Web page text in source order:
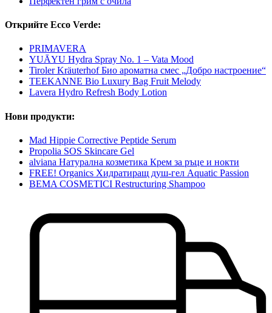
Открийте Ecco Verde:
PRIMAVERA
YUĀYU Hydra Spray No. 1 – Vata Mood
Tiroler Kräuterhof Био ароматна смес „Добро настроение“
TEEKANNE Bio Luxury Bag Fruit Melody
Lavera Hydro Refresh Body Lotion
Нови продукти:
Mad Hippie Corrective Peptide Serum
Propolia SOS Skincare Gel
alviana Натурална козметика Крем за ръце и нокти
FREE! Organics Хидратиращ душ-гел Aquatic Passion
BEMA COSMETICI Restructuring Shampoo